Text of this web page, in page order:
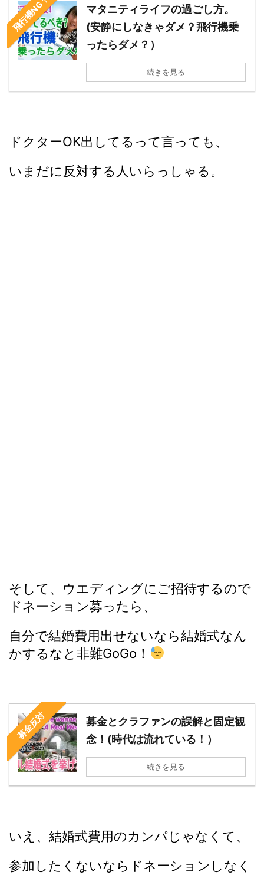
飛行機NG？
マタニティライフの過ごし方。
(安静にしなきゃダメ？飛行機乗
ったらダメ？）
続きを見る
ドクターOK出してるって言っても、
いまだに反対する人いらっしゃる。
そして、ウエディングにご招待するので
ドネーション募ったら、
自分で結婚費用出せないなら結婚式なん
かするなと非難GoGo！
募金反対
募金とクラファンの誤解と固定観
念！(時代は流れている！）
続きを見る
いえ、結婚式費用のカンパじゃなくて、
参加したくないならドネーションしなく